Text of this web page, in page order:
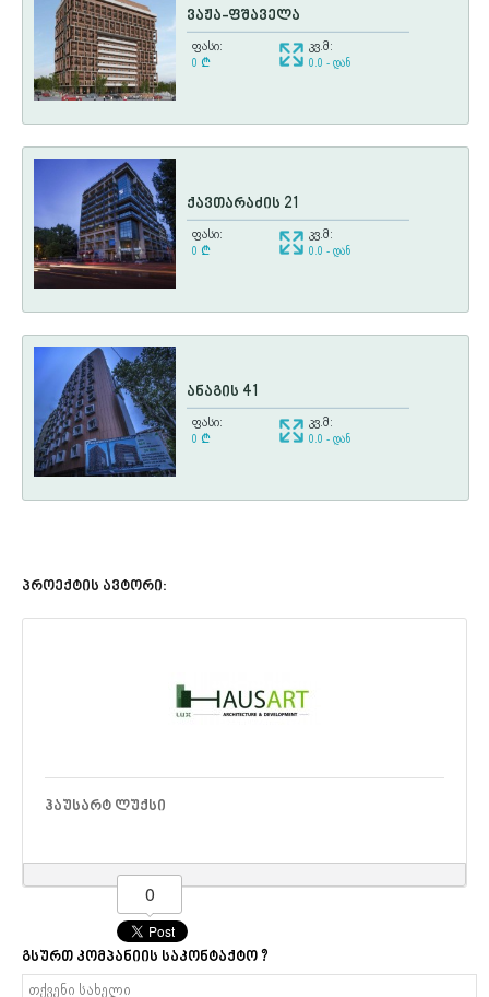
ვაჟა-ფშაველა
ფასი:
0 ¢
კვ.მ:
0.0 - დან
ქავთარაძის 21
ფასი:
0 ¢
კვ.მ:
0.0 - დან
ანაგის 41
ფასი:
0 ¢
კვ.მ:
0.0 - დან
პროექტის ავტორი:
ᲰᲐᲣᲡᲐᲠᲢ ᲚᲣᲥᲡᲘ
0
გსურთ კომპანიის საკონტაქტო ?